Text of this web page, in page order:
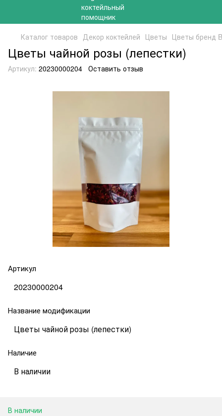
Каталог товаров Декор коктейлей Цветы Цветы бренд
Цветы чайной розы (лепестки)
Артикул: 20230000204 Оставить отзыв
Артикул
20230000204
Название модификации
Цветы чайной розы (лепестки)
Наличие
В наличии
В наличии